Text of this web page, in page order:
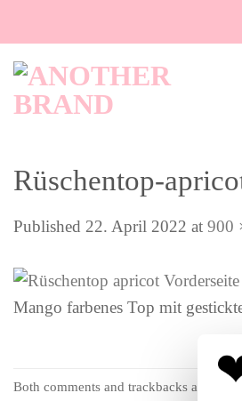
content
Rüschentop-
Published 22. April 2022 at 900
Mango farbenes Top mit
Both comments and trackbacks are